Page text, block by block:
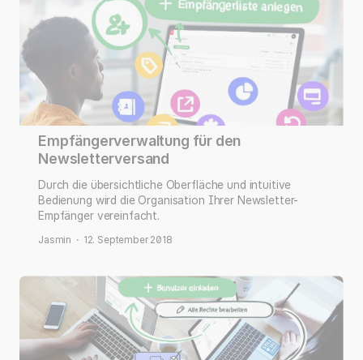
Empfängerverwaltung für den
Newsletterversand
Durch die übersichtliche Oberfläche und intuitive
Bedienung wird die Organisation Ihrer Newsletter-
Empfänger vereinfacht.
Jasmin · 12. September 2018